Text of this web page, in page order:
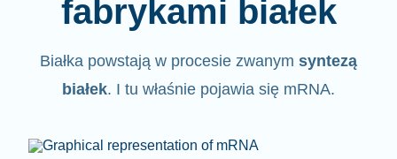
fabrykami białek
Białka powstają w procesie zwanym syntezą
białek. I tu właśnie pojawia się mRNA.